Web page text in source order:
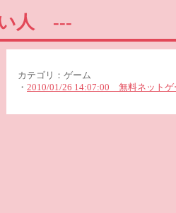
---
カテゴリ：ゲーム
・ 2010/01/26 14:07:00 無料ネットゲ